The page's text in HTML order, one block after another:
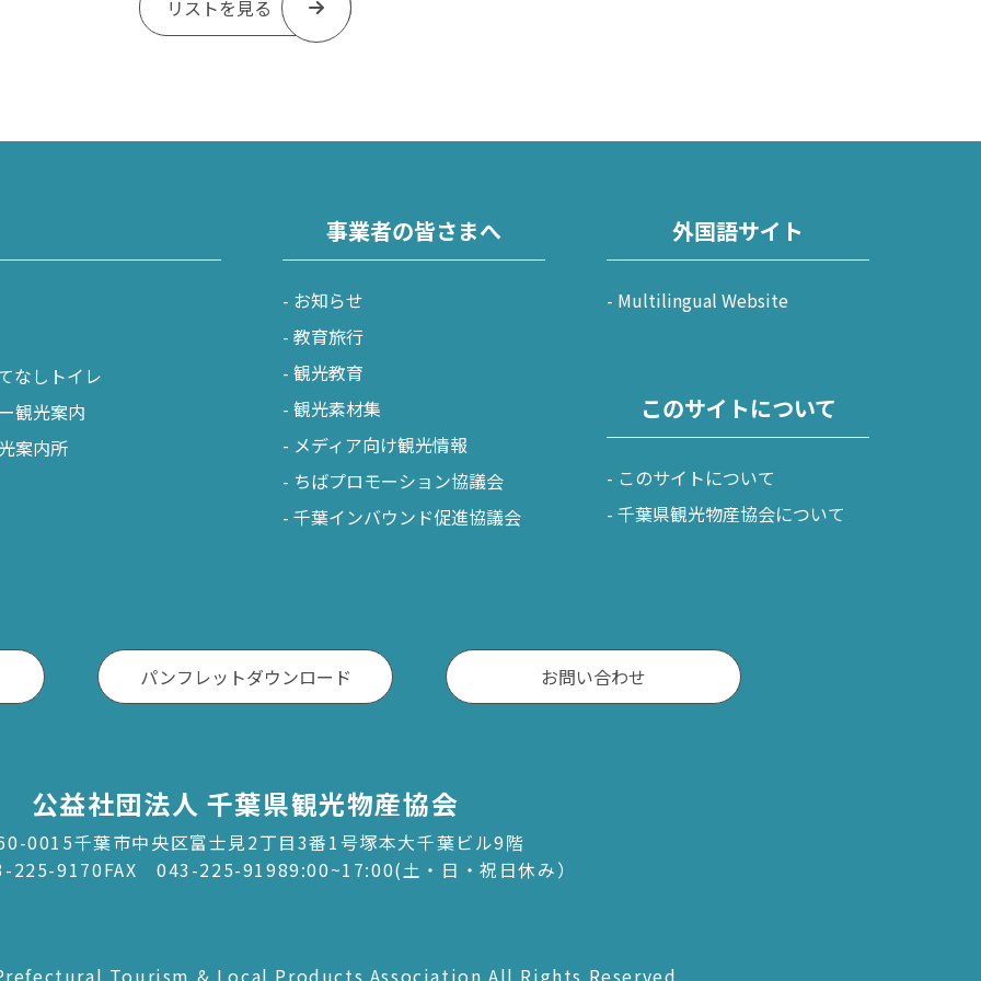
リストを見る
なしトイレ
観光案内
案内所
事業者の皆さまへ
お知らせ
教育旅行
観光教育
観光素材集
メディア向け観光情報
ちばプロモーション協議会
千葉インバウンド促進協議会
外国語サイト
Multilingual Website
このサイトについて
このサイトについて
千葉県観光物産協会について
パンフレットダウンロード お問い合わせ
公益社団法人 千葉県観光物産協会
0015千葉市中央区富士見2丁目3番1号塚本大千葉ビル9階
225-9170FAX 043-225-91989:00~17:00(土・日・祝日休み）